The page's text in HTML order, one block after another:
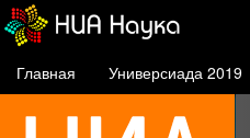
Главная Универсиада 2019